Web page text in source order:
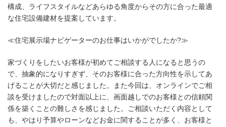
構成、ライフスタイルなどあらゆる角度からその方に合った最適
な住宅設備建材を提案しています。
≪住宅展示場ナビゲーターのお仕事はいかがでしたか?≫
家づくりをしたいお客様が初めてご相談する人になると思うの
で、抽象的になりすぎず、そのお客様に合った方向性を示してあ
げることが大切だと感じました。また今回は、オンラインでご相
談を受けましたので対面以上に、画面越しでのお客様との信頼関
係を築くことの難しさを感じました。ご相談いただく内容として
も、やはり予算やローンなどお金に関することが多く、お客様と